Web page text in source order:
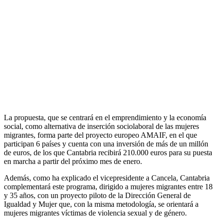
La propuesta, que se centrará en el emprendimiento y la economía
social, como alternativa de inserción sociolaboral de las mujeres
migrantes, forma parte del proyecto europeo AMAIF, en el que
participan 6 países y cuenta con una inversión de más de un millón
de euros, de los que Cantabria recibirá 210.000 euros para su puesta
en marcha a partir del próximo mes de enero.
Además, como ha explicado el vicepresidente a Cancela, Cantabria
complementará este programa, dirigido a mujeres migrantes entre 18
y 35 años, con un proyecto piloto de la Dirección General de
Igualdad y Mujer que, con la misma metodología, se orientará a
mujeres migrantes víctimas de violencia sexual y de género.